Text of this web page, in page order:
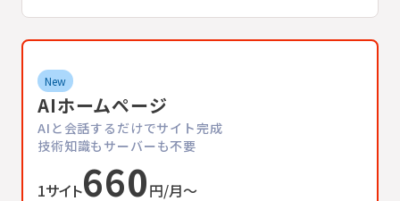
New
AIホームページ
AIと会話するだけでサイト完成
技術知識もサーバーも不要
1サイト660円/月〜